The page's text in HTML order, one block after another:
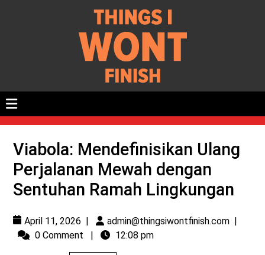
Viabola: Mendefinisikan Ulang
Perjalanan Mewah dengan
Sentuhan Ramah Lingkungan
April 11, 2026 | admin@thingsiwontfinish.com |
0 Comment
| 12:08 pm